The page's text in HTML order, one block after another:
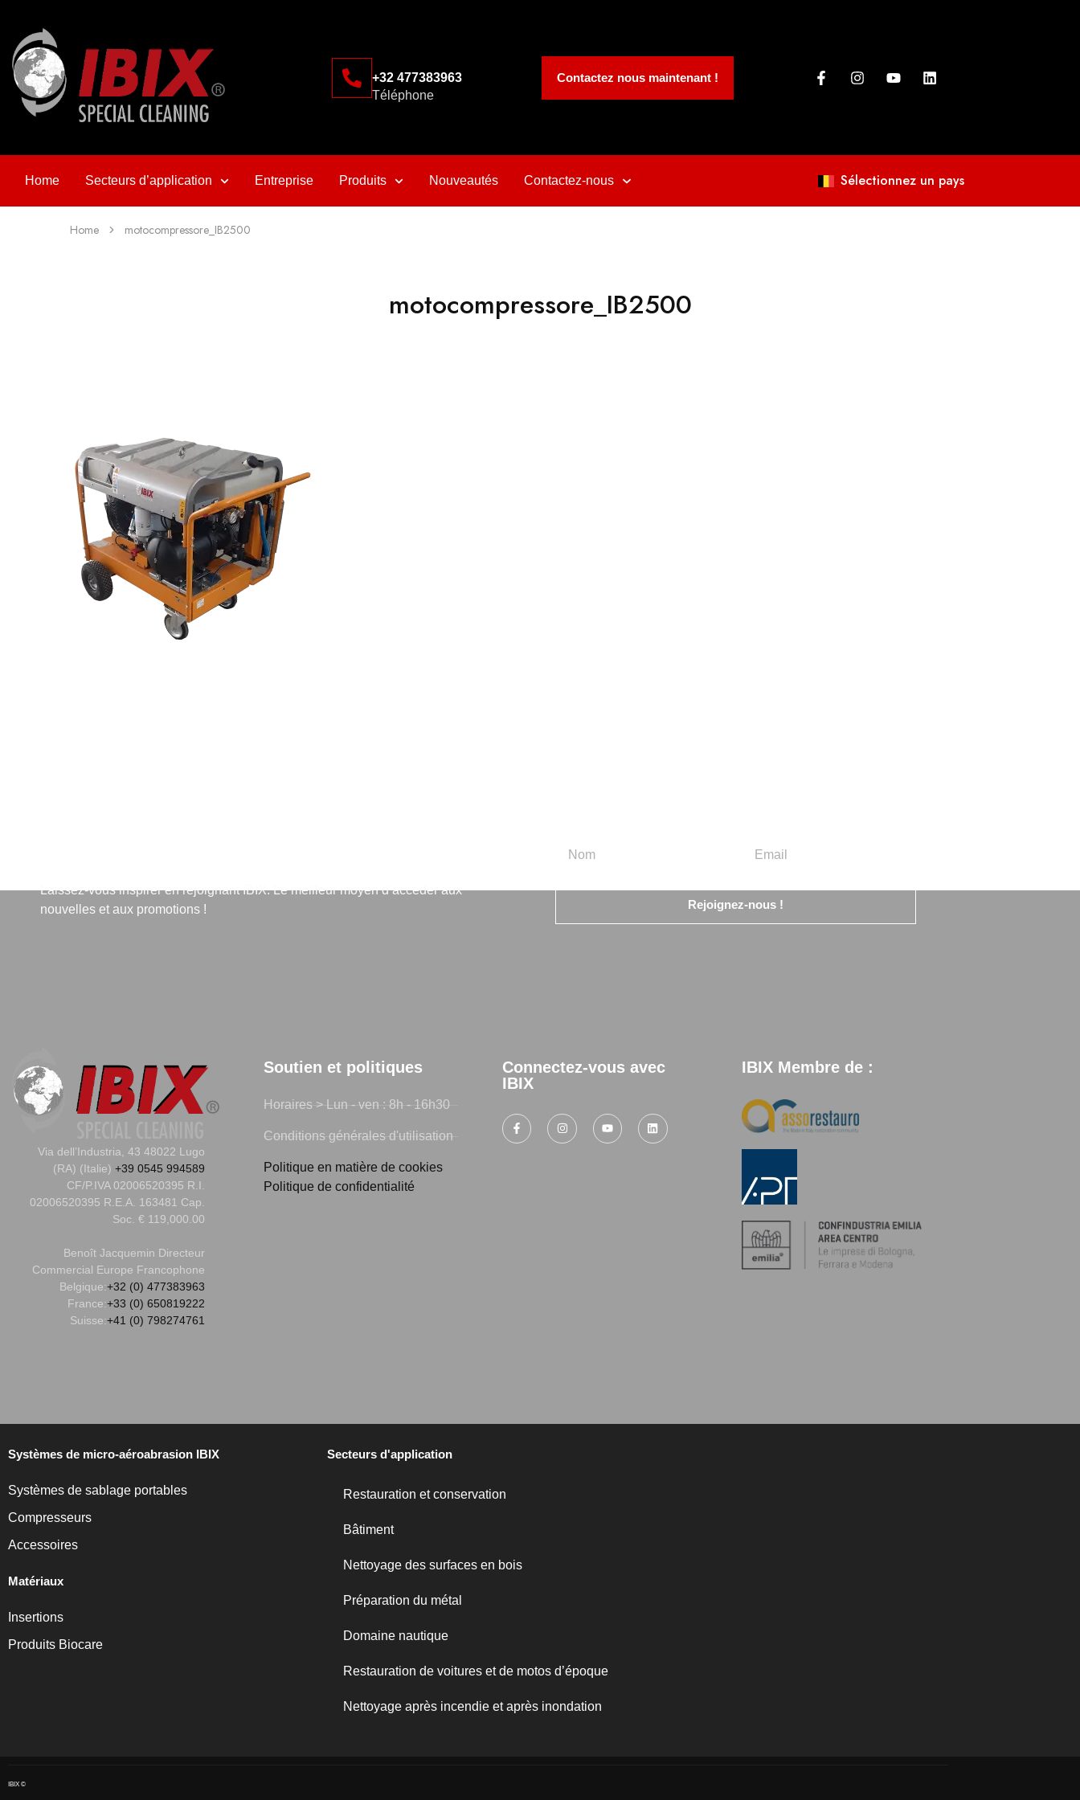
+32 477383963
Téléphone
Contactez nous maintenant !
Home Secteurs d’application Entreprise Produits Nouveautés Contactez-nous Sélectionnez un pays
Home motocompressore_IB2500
motocompressore_IB2500
Laissez-vous inspirer en rejoignant IBIX. Le meilleur moyen d’accéder aux
nouvelles et aux promotions !
Rejoignez-nous !
Via dell’Industria, 43 48022 Lugo
(RA) (Italie) +39 0545 994589
CF/P.IVA 02006520395 R.I.
02006520395 R.E.A. 163481 Cap.
Soc. € 119,000.00
Benoît Jacquemin Directeur
Commercial Europe Francophone
Belgique:+32 (0) 477383963
France:+33 (0) 650819222
Suisse:+41 (0) 798274761
Soutien et politiques
Horaires > Lun - ven : 8h - 16h30
Conditions générales d'utilisation
Politique en matière de cookies
Politique de confidentialité
Connectez-vous avec
IBIX
IBIX Membre de :
Systèmes de micro-aéroabrasion IBIX
Systèmes de sablage portables
Compresseurs
Accessoires
Matériaux
Insertions
Produits Biocare
Secteurs d'application
Restauration et conservation
Bâtiment
Nettoyage des surfaces en bois
Préparation du métal
Domaine nautique
Restauration de voitures et de motos d’époque
Nettoyage après incendie et après inondation
IBIX ©